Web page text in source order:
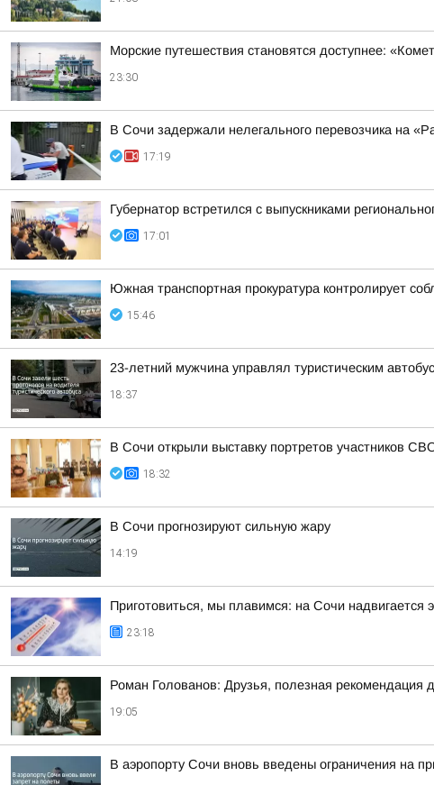
Морские путешествия становятся доступнее:
23:30
В Сочи задержали нелегального перевозчика на
17:19
Губернатор встретился с выпускниками
17:01
Южная транспортная прокуратура контролирует
15:46
23-летний мужчина управлял туристическим
18:37
В Сочи открыли выставку портретов участников
18:32
В Сочи прогнозируют сильную жару
14:19
Приготовиться, мы плавимся: на Сочи надвигается
23:18
Роман Голованов: Друзья, полезная рекомендация
19:05
В аэропорту Сочи вновь введены ограничения на